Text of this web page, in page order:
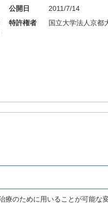
公開日
2011/7/14
特許権者 国立大学法人京都
療のために用いることが可能